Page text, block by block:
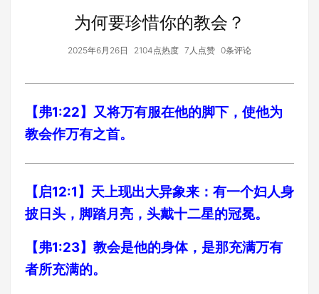
为何要珍惜你的教会？
2025年6月26日 2104点热度 7人点赞 0条评论
【弗1:22】又将万有服在他的脚下，使他为
教会作万有之首。
【启12:1】天上现出大异象来：有一个妇人身
披日头，脚踏月亮，头戴十二星的冠冕。
【弗1:23】教会是他的身体，是那充满万有
者所充满的。